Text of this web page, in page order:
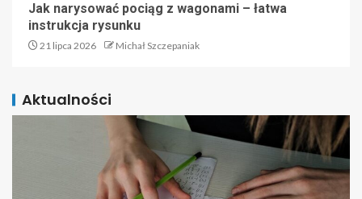
Jak narysować pociąg z wagonami – łatwa
instrukcja rysunku
21 lipca 2026 Michał Szczepaniak
Aktualności